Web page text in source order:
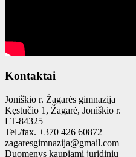
Kontaktai
Joniškio r. Žagarės gimnazija
Kęstučio 1, Žagarė, Joniškio r.
LT-84325
Tel./fax. +370 426 60872
zagaresgimnazija@gmail.com
Duomenys kaupiami juridinių